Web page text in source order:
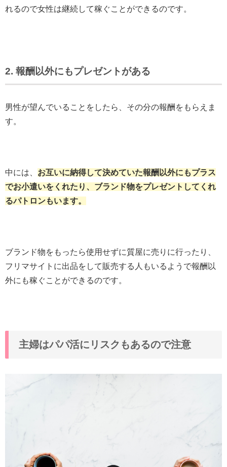
れるので女性は継続して稼ぐことができるのです。
2. 報酬以外にもプレゼントがある
男性が望んでいることをしたら、その分の報酬をもらえま
す。
中には、 お互いに納得して決めていた報酬以外にもプラス
でお小遣いをくれたり、ブランド物をプレゼントしてくれ
るパトロンもいます。
ブランド物をもったら使用せずに質屋に売りに行ったり、
フリマサイトに出品をして販売する人もいるようで報酬以
外にも稼ぐことができるのです。
主婦はパパ活にリスクもあるので注意